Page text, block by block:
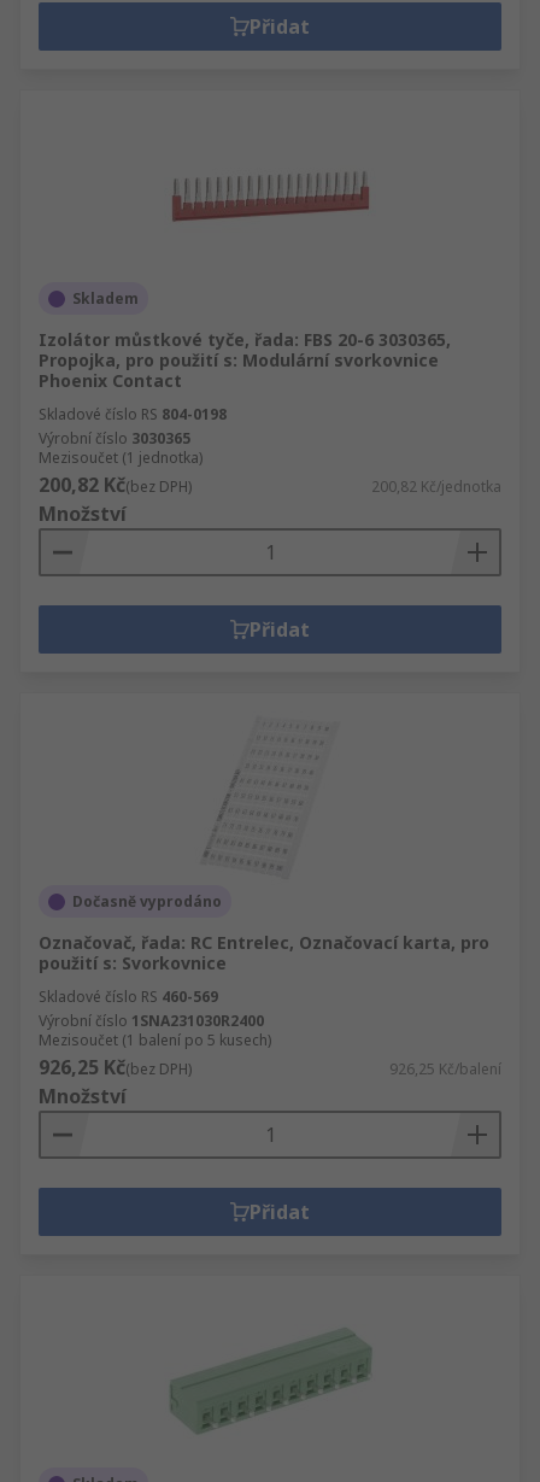
Přidat
Skladem
Izolátor můstkové tyče, řada: FBS 20-6 3030365,
Propojka, pro použití s: Modulární svorkovnice
Phoenix Contact
Skladové číslo RS 804-0198
Výrobní číslo 3030365
Mezisoučet (1 jednotka)
200,82 Kč(bez DPH) 200,82 Kč/jednotka
Množství
Přidat
Dočasně vyprodáno
Označovač, řada: RC Entrelec, Označovací karta, pro
použití s: Svorkovnice
Skladové číslo RS 460-569
Výrobní číslo 1SNA231030R2400
Mezisoučet (1 balení po 5 kusech)
926,25 Kč(bez DPH) 926,25 Kč/balení
Množství
Přidat